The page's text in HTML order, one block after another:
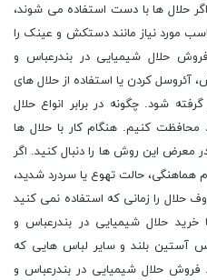
حلال ها با دست استفاده می شوند،
مورد نیاز مانند دستکش و عینک را
حلال شیمیایی در بندرعباس و
آئروسل کردن یا استفاده از حلال ‌های
شود. چگونه در برابر انواع حلال
محافظت کنیم. هنگام کار با حلال ها
معرض این روش ها را دنبال کنید. اگر
هماهنگی، حالت تهوع یا سردرد شدید،
حلال را زمانی که استفاده نمی کنید
حلال شیمیایی در بندرعباس و
آستین بلند و سایر لباس هایی که
فروش حلال شیمیایی در بندرعباس و